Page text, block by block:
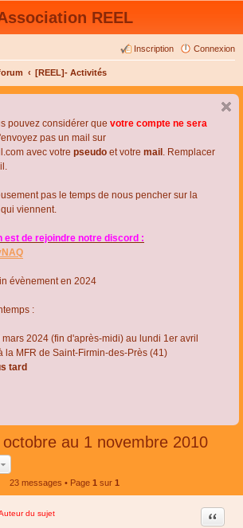
REEL
Connexion
Inscription
[REEL]- Activités
pouvez considérer que votre compte ne sera
pas un mail sur
avec votre pseudo et votre mail . Remplacer
pas le temps de nous pencher sur la
viennent.
est de rejoindre notre discord :
évènement en 2024
:
2024 (fin d'après-midi) au lundi 1er avril
la MFR de Saint-Firmin-des-Près (41)
tard
au 1 novembre 2010
23 messages • Page 1 sur 1
du sujet
Citer